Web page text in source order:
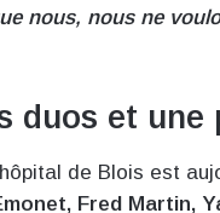
nous, nous ne
duos et une
de Blois est
Fred Martin,